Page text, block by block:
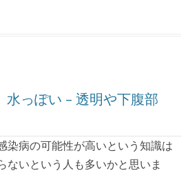
水っぽい – 透明や下腹部
染病の可能性が高いという知識は
ないという人も多いかと思いま